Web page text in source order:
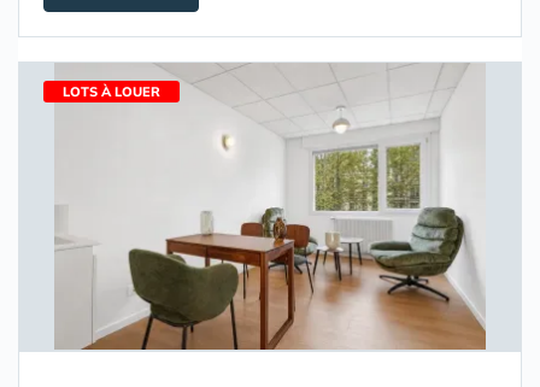
LOTS À LOUER